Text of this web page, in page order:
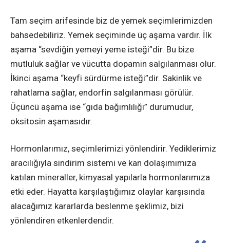
Tam seçim arifesinde biz de yemek seçimlerimizden
bahsedebiliriz. Yemek seçiminde üç aşama vardır. İlk
aşama “sevdiğin yemeyi yeme isteği”dir. Bu bize
mutluluk sağlar ve vücutta dopamin salgılanması olur.
İkinci aşama “keyfi sürdürme isteği”dir. Sakinlik ve
rahatlama sağlar, endorfin salgılanması görülür.
Üçüncü aşama ise “gıda bağımlılığı” durumudur,
oksitosin aşamasıdır.
Hormonlarımız, seçimlerimizi yönlendirir. Yediklerimiz
aracılığıyla sindirim sistemi ve kan dolaşımımıza
katılan mineraller, kimyasal yapılarla hormonlarımıza
etki eder. Hayatta karşılaştığımız olaylar karşısında
alacağımız kararlarda beslenme şeklimiz, bizi
yönlendiren etkenlerdendir.